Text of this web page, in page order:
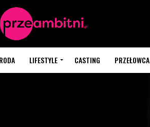
LIFESTYLE CASTING PRZEŁOWCA